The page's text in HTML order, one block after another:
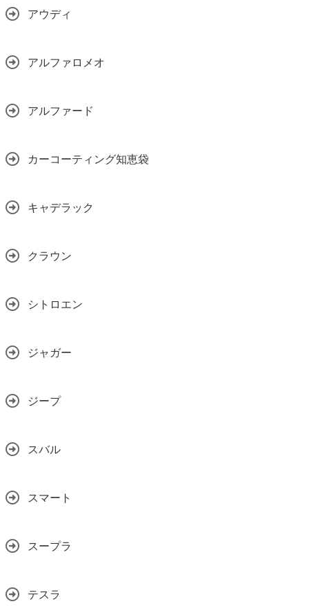
アウディ
アルファロメオ
アルファード
カーコーティング知恵袋
キャデラック
クラウン
シトロエン
ジャガー
ジープ
スバル
スマート
スープラ
テスラ